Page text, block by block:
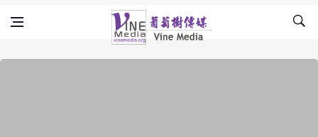
Vine Media
葡萄樹傳媒